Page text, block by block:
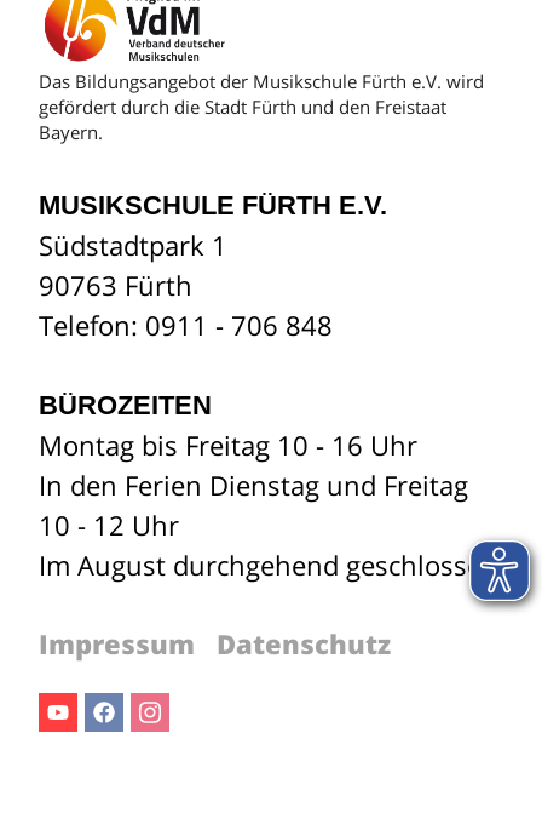
Das Bildungsangebot der Musikschule Fürth e.V. wird
gefördert durch die Stadt Fürth und den Freistaat
Bayern.
MUSIKSCHULE FÜRTH E.V.
Südstadtpark 1
90763 Fürth
Telefon: 0911 - 706 848
BÜROZEITEN
Montag bis Freitag 10 - 16 Uhr
In den Ferien Dienstag und Freitag
10 - 12 Uhr
Im August durchgehend geschlossen
Impressum Datenschutz